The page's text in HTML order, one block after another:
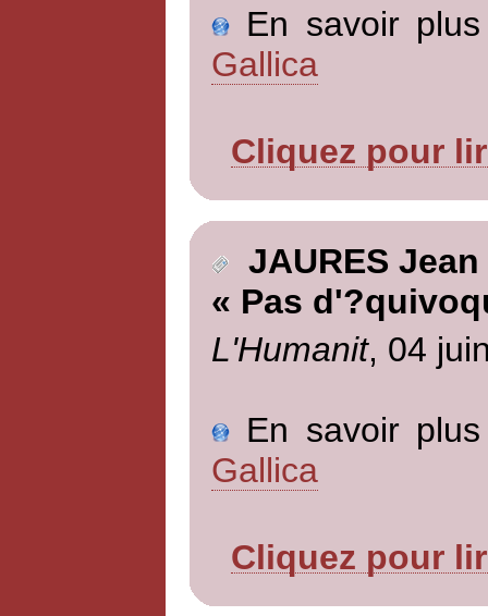
En savoir
Gallica
Cliquez pour
JAURES Jean
« Pas
L'Humanit, 04
En savoir
Gallica
Cliquez pour